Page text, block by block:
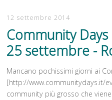
12 settembre 2014
Community
25 settembre -
Mancano pochissimi giorni ai
[http://www.communitydays.it/
community più grosso che